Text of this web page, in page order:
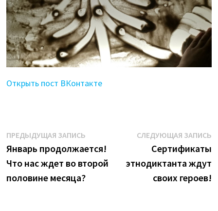
Открыть пост ВКонтакте
Навигация
по
записям
ПРЕДЫДУЩАЯ ЗАПИСЬПредыдущая
запись:
Январь продолжается!
Что нас ждет во второй
половине месяца?
СЛЕДУЮЩАЯ ЗАПИСЬ
Сертификаты
этнодиктанта ждут
своих героев!